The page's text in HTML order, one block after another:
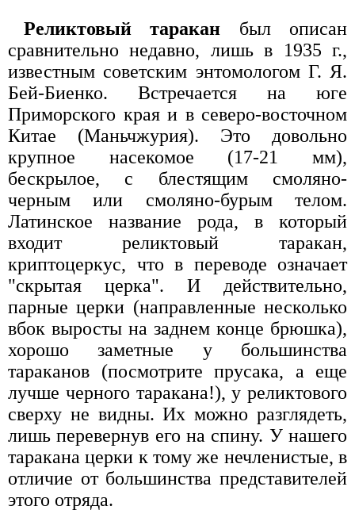
Реликтовый таракан был описан
сравнительно недавно, лишь в 1935 г.,
известным советским энтомологом Г. Я.
Бей-Биенко. Встречается на юге
Приморского края и в северо-восточном
Китае (Маньчжурия). Это довольно
крупное насекомое (17-21 мм),
бескрылое, с блестящим смоляно-
черным или смоляно-бурым телом.
Латинское название рода, в который
входит реликтовый таракан,
криптоцеркус, что в переводе означает
"скрытая церка". И действительно,
парные церки (направленные несколько
вбок выросты на заднем конце брюшка),
хорошо заметные у большинства
тараканов (посмотрите прусака, а еще
лучше черного таракана!), у реликтового
сверху не видны. Их можно разглядеть,
лишь перевернув его на спину. У нашего
таракана церки к тому же нечленистые, в
отличие от большинства представителей
этого отряда.